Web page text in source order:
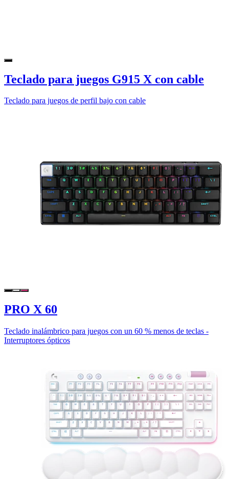
Teclado para juegos G915 X con cable
Teclado para juegos de perfil bajo con cable
PRO X 60
Teclado inalámbrico para juegos con un 60 % menos de teclas -
Interruptores ópticos